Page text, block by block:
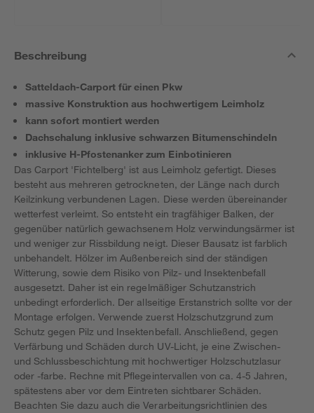
Beschreibung
Satteldach-Carport für einen Pkw
massive Konstruktion aus hochwertigem Leimholz
kann sofort montiert werden
Dachschalung inklusive schwarzen Bitumenschindeln
inklusive H-Pfostenanker zum Einbotinieren
Das Carport 'Fichtelberg' ist aus Leimholz gefertigt. Dieses
besteht aus mehreren getrockneten, der Länge nach durch
Keilzinkung verbundenen Lagen. Diese werden übereinander
wetterfest verleimt. So entsteht ein tragfähiger Balken, der
gegenüber natürlich gewachsenem Holz verwindungsärmer ist
und weniger zur Rissbildung neigt. Dieser Bausatz ist farblich
unbehandelt. Hölzer im Außenbereich sind der ständigen
Witterung, sowie dem Risiko von Pilz- und Insektenbefall
ausgesetzt. Daher ist ein regelmäßiger Schutzanstrich
unbedingt erforderlich. Der allseitige Erstanstrich sollte vor der
Montage erfolgen. Verwende zuerst Holzschutzgrund zum
Schutz gegen Pilz und Insektenbefall. Anschließend, gegen
Verfärbung und Schäden durch UV-Licht, je eine Zwischen-
und Schlussbeschichtung mit hochwertiger Holzschutzlasur
oder -farbe. Rechne mit Pflegeintervallen von ca. 4-5 Jahren,
spätestens aber vor dem Eintreten sichtbarer Schäden.
Beachten Sie dazu auch die Verarbeitungsrichtlinien des